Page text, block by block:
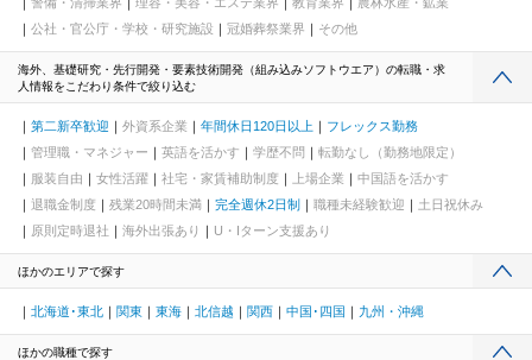
公社・官公庁・学校・研究施設
冠婚葬祭業界 その他
海外、基礎研究・先行開発・要素技術開発（組み込みソフトウエア）の転職・求
人情報をこだわり条件で絞り込む
第二新卒歓迎 外資系企業 年間休日120日以上
フレックス勤務
管理職・マネジャー
英語を活かす 学歴不問
転勤なし（勤務地限定）
服装自由
女性活躍 社宅・家賃補助制度 上場企業
中国語を活かす
退職金制度
残業20時間未満 完全週休2日制 職種未経験歓迎
土日祝休み
原則定時退社
海外出張あり U・Iターン支援あり
ほかのエリアで探す
北海道･東北 関東 東海 北信越 関西 中国･四国 九州・沖縄
ほかの職種で探す